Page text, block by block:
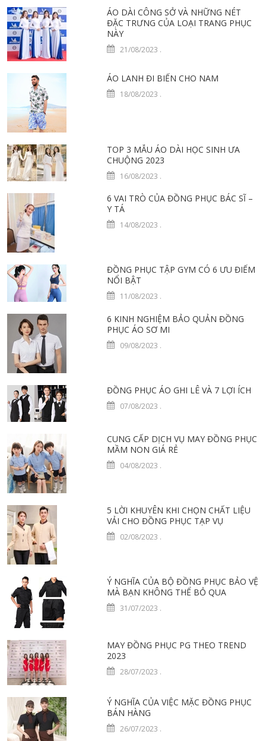
ÁO DÀI CÔNG SỞ VÀ NHỮNG NÉT
ĐẶC TRƯNG CỦA LOẠI TRANG PHỤC
NÀY
21/08/2023 .
ÁO LANH ĐI BIỂN CHO NAM
18/08/2023 .
TOP 3 MẪU ÁO DÀI HỌC SINH ƯA
CHUỘNG 2023
16/08/2023 .
6 VAI TRÒ CỦA ĐỒNG PHỤC BÁC SĨ –
Y TÁ
14/08/2023 .
ĐỒNG PHỤC TẬP GYM CÓ 6 ƯU ĐIỂM
NỔI BẬT
11/08/2023 .
6 KINH NGHIỆM BẢO QUẢN ĐỒNG
PHỤC ÁO SƠ MI
09/08/2023 .
ĐỒNG PHỤC ÁO GHI LÊ VÀ 7 LỢI ÍCH
07/08/2023 .
CUNG CẤP DỊCH VỤ MAY ĐỒNG PHỤC
MẦM NON GIÁ RẺ
04/08/2023 .
5 LỜI KHUYÊN KHI CHỌN CHẤT LIỆU
VẢI CHO ĐỒNG PHỤC TẠP VỤ
02/08/2023 .
Ý NGHĨA CỦA BỘ ĐỒNG PHỤC BẢO VỆ
MÀ BẠN KHÔNG THỂ BỎ QUA
31/07/2023 .
MAY ĐỒNG PHỤC PG THEO TREND
2023
28/07/2023 .
Ý NGHĨA CỦA VIỆC MẶC ĐỒNG PHỤC
BÁN HÀNG
26/07/2023 .